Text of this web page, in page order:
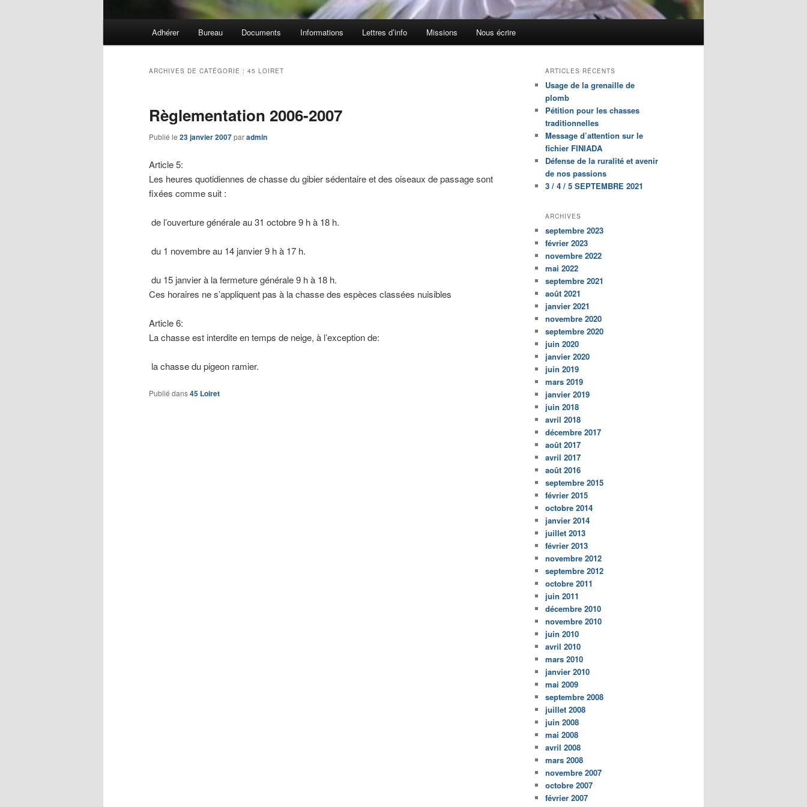
Adhérer Bureau Documents Informations Lettres d’info Missions Nous écrire
ARCHIVES DE CATÉGORIE : 45 LOIRET
Règlementation 2006-2007
Publié le 23 janvier 2007paradmin
Article 5:
Les heures quotidiennes de chasse du gibier sédentaire et des oiseaux de passage sont
fixées comme suit :
de l’ouverture générale au 31 octobre 9 h à 18 h.
du 1 novembre au 14 janvier 9 h à 17 h.
du 15 janvier à la fermeture générale 9 h à 18 h.
Ces horaires ne s’appliquent pas à la chasse des espèces classées nuisibles
Article 6:
La chasse est interdite en temps de neige, à l’exception de:
la chasse du pigeon ramier.
Publié dans45 Loiret
ARTICLES RÉCENTS
Usage de la grenaille de
plomb
Pétition pour les chasses
traditionnelles
Message d’attention sur le
fichier FINIADA
Défense de la ruralité et avenir
de nos passions
3 / 4 / 5 SEPTEMBRE 2021
ARCHIVES
septembre 2023
février 2023
novembre 2022
mai 2022
septembre 2021
août 2021
janvier 2021
novembre 2020
septembre 2020
juin 2020
janvier 2020
juin 2019
mars 2019
janvier 2019
juin 2018
avril 2018
décembre 2017
août 2017
avril 2017
août 2016
septembre 2015
février 2015
octobre 2014
janvier 2014
juillet 2013
février 2013
novembre 2012
septembre 2012
octobre 2011
juin 2011
décembre 2010
novembre 2010
juin 2010
avril 2010
mars 2010
janvier 2010
mai 2009
septembre 2008
juillet 2008
juin 2008
mai 2008
avril 2008
mars 2008
novembre 2007
octobre 2007
février 2007